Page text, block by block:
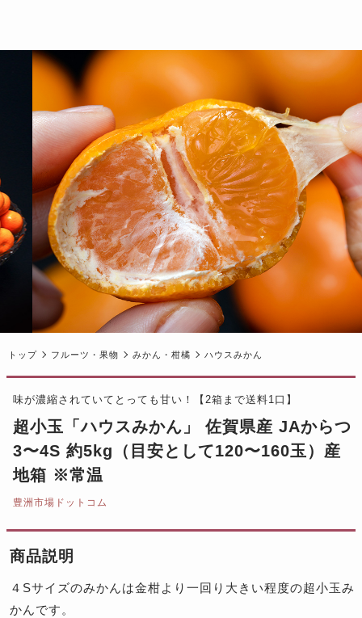
トップ フルーツ・果物 みかん・柑橘 ハウスみかん
味が濃縮されていてとっても甘い！【2箱まで送料1口】
超小玉「ハウスみかん」 佐賀県産 JAからつ
3〜4S 約5kg（目安として120〜160玉）産
地箱 ※常温
豊洲市場ドットコム
商品説明
４Sサイズのみかんは金柑より一回り大きい程度の超小玉み
かんです。